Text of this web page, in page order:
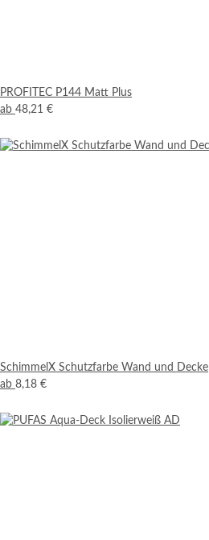
PROFITEC P144 Matt Plus
ab 48,21 €
SchimmelX Schutzfarbe Wand und Decke
ab 8,18 €